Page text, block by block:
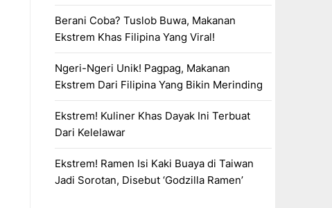
Berani Coba? Tuslob Buwa, Makanan
Ekstrem Khas Filipina Yang Viral!
Ngeri-Ngeri Unik! Pagpag, Makanan
Ekstrem Dari Filipina Yang Bikin Merinding
Ekstrem! Kuliner Khas Dayak Ini Terbuat
Dari Kelelawar
Ekstrem! Ramen Isi Kaki Buaya di Taiwan
Jadi Sorotan, Disebut ‘Godzilla Ramen’